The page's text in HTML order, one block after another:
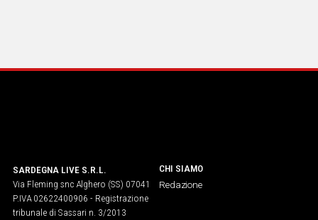
SARDEGNA LIVE S.R.L.
Via Fleming snc Alghero (SS) 07041
P.IVA 02622400906 - Registrazione
tribunale di Sassari n. 3/2013
CHI SIAMO
Redazione